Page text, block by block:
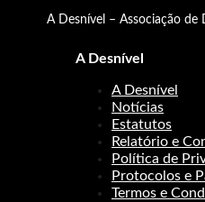
A Desnível – Associação
A Desnível
A Desnível
Notícias
Estatutos
Relatório e
Política de
Protocolos e
Termos e